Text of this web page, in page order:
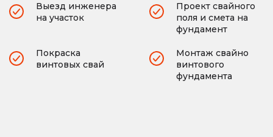
Выезд инженера
на участок
Проект свайного
поля и смета на
фундамент
Покраска
винтовых свай
Монтаж свайно
винтового
фундамента